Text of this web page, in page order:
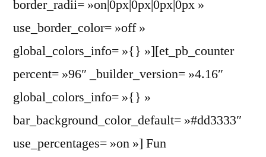
border_radii= »on|0px|0px|0px|0px »
use_border_color= »off »
global_colors_info= »{} »][et_pb_counter
percent= »96″ _builder_version= »4.16″
global_colors_info= »{} »
bar_background_color_default= »#dd3333″
use_percentages= »on »] Fun